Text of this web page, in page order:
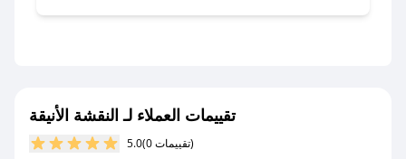
جديد.
مع صحصح، تسوق بذكاء ووفّر على كل مشترياتك مع
تقييمات العملاء لـ النقشة الأنيقة
5.0 (0 تقييمات)